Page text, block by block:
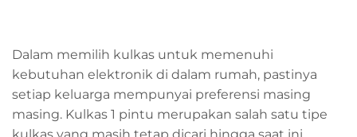
Dalam memilih kulkas untuk memenuhi
kebutuhan elektronik di dalam rumah, pastinya
setiap keluarga mempunyai preferensi masing
masing. Kulkas 1 pintu merupakan salah satu tipe